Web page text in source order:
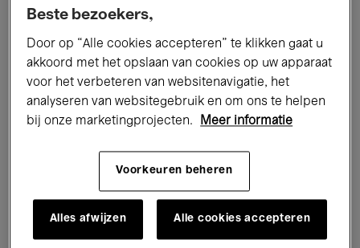
Performances Lezingen & Debatten
Jazz Klassieke Muziek Global Music
Onderwijs Rondleidingen
Beste bezoekers,
Door op “Alle cookies accepteren” te klikken gaat u
akkoord met het opslaan van cookies op uw apparaat
voor het verbeteren van websitenavigatie, het
analyseren van websitegebruik en om ons te helpen
bij onze marketingprojecten.
Meer informatie
Voorkeuren beheren
Alles afwijzen Alle cookies accepteren